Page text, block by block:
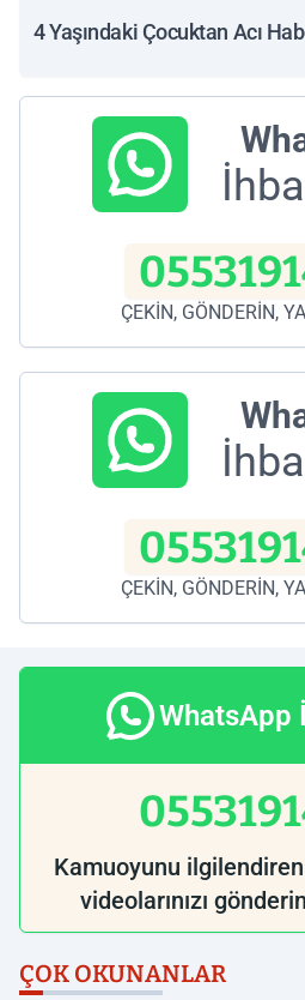
4 Yaşındaki Çocuktan Acı
ÇEKİN, GÖNDERİN,
ÇEKİN, GÖNDERİN,
WhatsApp
Kamuoyunu
videolarınızı
ÇOK OKUNANLAR